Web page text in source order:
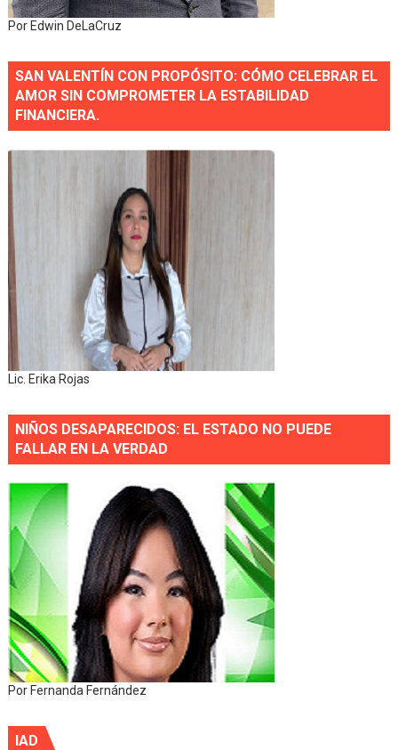
Por Edwin DeLaCruz
SAN VALENTÍN CON PROPÓSITO: CÓMO CELEBRAR EL
AMOR SIN COMPROMETER LA ESTABILIDAD
FINANCIERA.
Lic. Erika Rojas
NIÑOS DESAPARECIDOS: EL ESTADO NO PUEDE
FALLAR EN LA VERDAD
Por Fernanda Fernández
IAD